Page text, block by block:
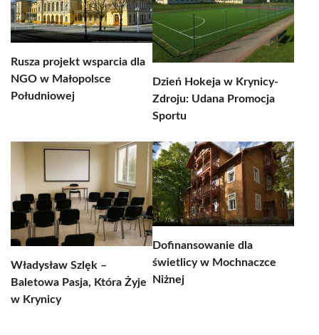
Rusza projekt wsparcia dla
NGO w Małopolsce
Południowej
Dzień Hokeja w Krynicy-
Zdroju: Udana Promocja
Sportu
Władysław Szlęk –
Baletowa Pasja, Która Żyje
w Krynicy
Dofinansowanie dla
świetlicy w Mochnaczce
Niżnej